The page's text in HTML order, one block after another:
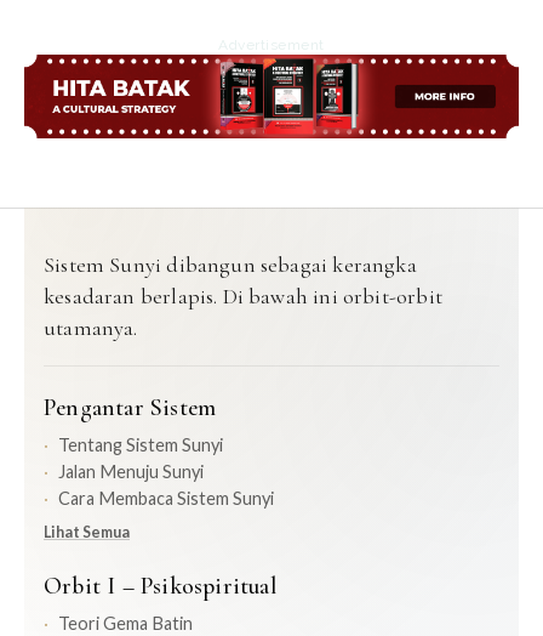
Advertisement
Sistem Sunyi dibangun sebagai kerangka
kesadaran berlapis. Di bawah ini orbit-orbit
utamanya.
Pengantar Sistem
Tentang Sistem Sunyi
Jalan Menuju Sunyi
Cara Membaca Sistem Sunyi
Lihat Semua
Orbit I – Psikospiritual
Teori Gema Batin